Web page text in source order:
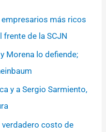
más ricos
frente de la SCJN
Morena lo defiende;
y a Sergio Sarmiento,
verdadero costo de